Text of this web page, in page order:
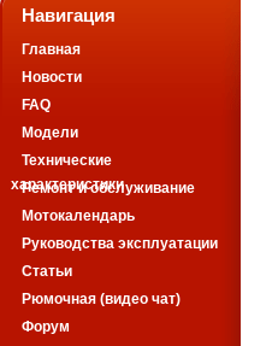
Навигация
Главная
Новости
FAQ
Модели
Технические
характеристики
Ремонт и обслуживание
Мотокалендарь
Руководства эксплуатации
Статьи
Рюмочная (видео чат)
Форум